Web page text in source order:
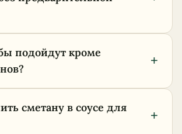
подойдут кроме
+
сметану в соусе для
+